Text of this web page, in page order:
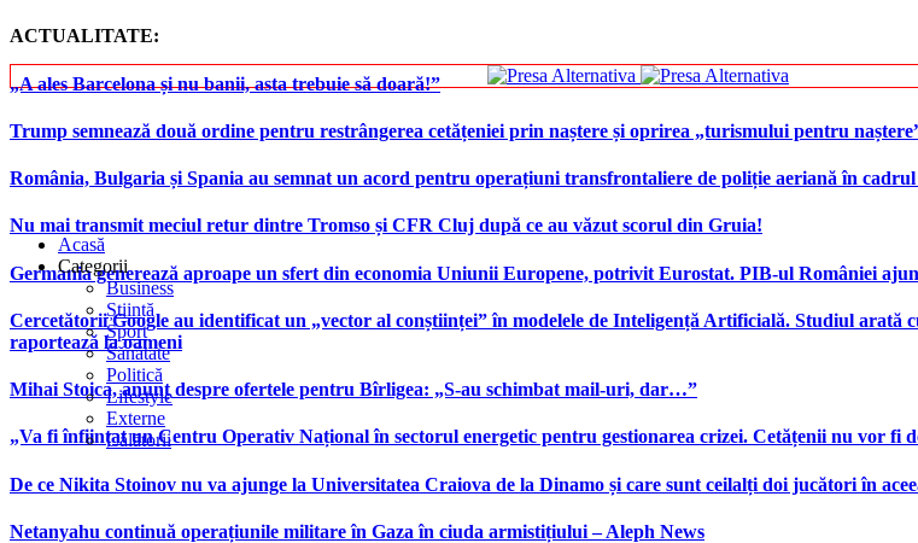
ACTUALITATE:
„A ales Barcelona și nu banii, asta trebuie să doară!”
Trump semnează două ordine pentru restrângerea cetățeniei prin naștere și oprirea „turismului pentru
România, Bulgaria și Spania au semnat un acord pentru operațiuni transfrontaliere de poliție aeriană în
Nu mai transmit meciul retur dintre Tromso și CFR Cluj după ce au văzut scorul din Gruia!
Germania generează aproape un sfert din economia Uniunii Europene, potrivit Eurostat. PIB-ul României
Cercetătorii Google au identificat un „vector al conștiinței” în modelele de Inteligență Artificială. Studiul arată
raportează la oameni
Mihai Stoica, anunț despre ofertele pentru Bîrligea: „S-au schimbat mail-uri, dar…”
„Va fi înființat un Centru Operativ Național în sectorul energetic pentru gestionarea crizei. Cetățenii nu vor fi
De ce Nikita Stoinov nu va ajunge la Universitatea Craiova de la Dinamo și care sunt ceilalți doi jucători în
Netanyahu continuă operațiunile militare în Gaza în ciuda armistițiului – Aleph News
Acasă
Categorii
Business
Știință
Sport
Sănătate
Politică
Lifestyle
Externe
Călătorii